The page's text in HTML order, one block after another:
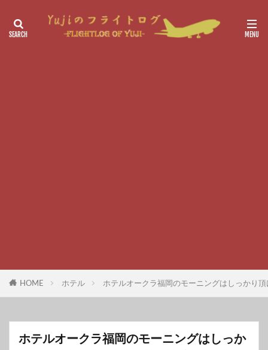
HOME ホテル ホテルオークラ福岡のモーニングはしっかり
ホテルオークラ福岡のモーニングはしっか